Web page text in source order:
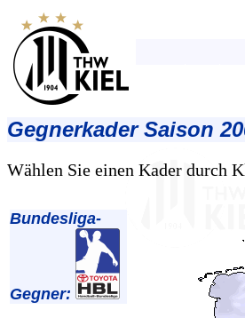
Gegnerkader Saison
Wählen Sie einen Kader durch
Bundesliga-
Gegner: